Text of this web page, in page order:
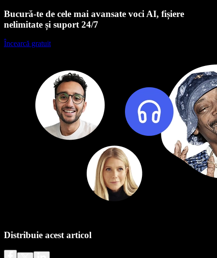
Bucură-te de cele mai avansate voci AI, fișiere
nelimitate și suport 24/7
Încearcă gratuit
Distribuie acest articol